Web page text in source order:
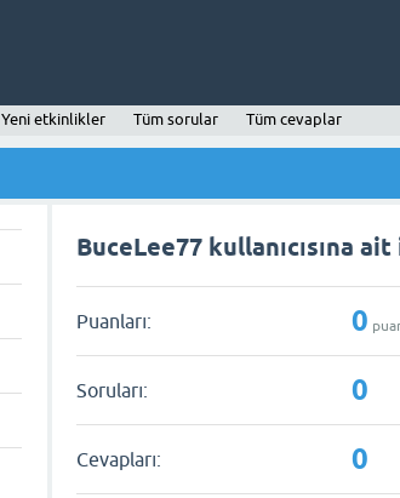
Yeni etkinlikler Tüm sorular Tüm cevaplar
BuceLee77 kullanıcısına
Puanları: 0
Soruları: 0
Cevapları: 0